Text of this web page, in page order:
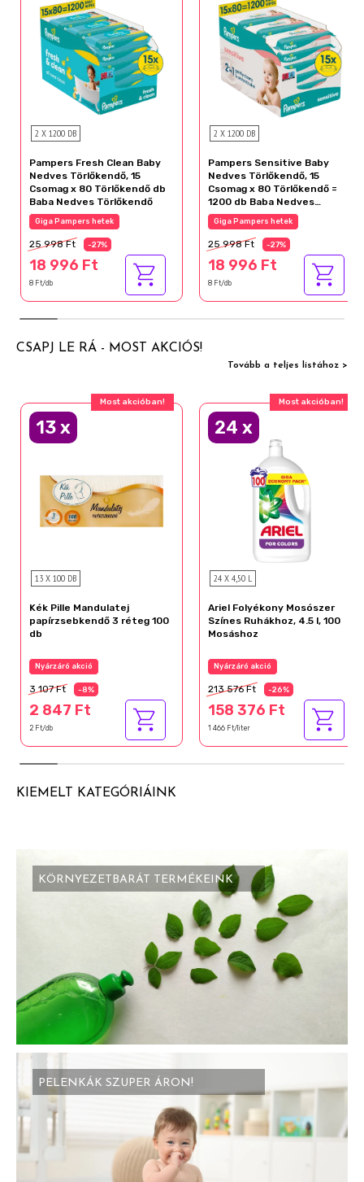
2 X 1200 DB
Pampers Fresh Clean Baby
Nedves Törlőkendő, 15
Csomag x 80 Törlőkendő db
Baba Nedves Törlőkendő
Giga Pampers hetek
25 998 Ft -27%
18 996 Ft
8 Ft/db
2 X 1200 DB
Pampers Sensitive Baby
Nedves Törlőkendő, 15
Csomag x 80 Törlőkendő =
1200 db Baba Nedves
Törlőkendő
Giga Pampers hetek
25 998 Ft -27%
18 996 Ft
8 Ft/db
CSAPJ LE RÁ - MOST AKCIÓS!
Tovább a teljes listához >
Most akcióban!
13x
13 X 100 DB
Kék Pille Mandulatej
papírzsebkendő 3 réteg 100
db
Nyárzáró akció
3 107 Ft -8%
2 847 Ft
2 Ft/db
Most akcióban!
24 x
24 X 4,50 L
Ariel Folyékony Mosószer
Színes Ruhákhoz, 4.5 l, 100
Mosáshoz
Nyárzáró akció
213 576 Ft -26%
158 376 Ft
1 466 Ft/liter
KIEMELT KATEGÓRIÁINK
KÖRNYEZETBARÁT TERMÉKEINK
PELENKÁK SZUPER ÁRON!